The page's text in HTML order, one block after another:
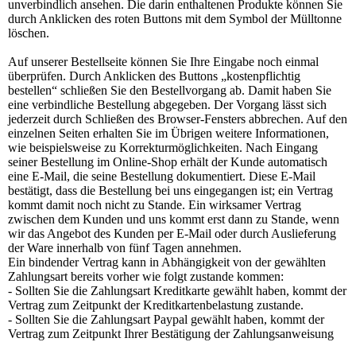
unverbindlich ansehen. Die darin enthaltenen Produkte können Sie
durch Anklicken des roten Buttons mit dem Symbol der Mülltonne
löschen.
Auf unserer Bestellseite können Sie Ihre Eingabe noch einmal
überprüfen. Durch Anklicken des Buttons „kostenpflichtig
bestellen“ schließen Sie den Bestellvorgang ab. Damit haben Sie
eine verbindliche Bestellung abgegeben. Der Vorgang lässt sich
jederzeit durch Schließen des Browser-Fensters abbrechen. Auf den
einzelnen Seiten erhalten Sie im Übrigen weitere Informationen,
wie beispielsweise zu Korrekturmöglichkeiten. Nach Eingang
seiner Bestellung im Online-Shop erhält der Kunde automatisch
eine E-Mail, die seine Bestellung dokumentiert. Diese E-Mail
bestätigt, dass die Bestellung bei uns eingegangen ist; ein Vertrag
kommt damit noch nicht zu Stande. Ein wirksamer Vertrag
zwischen dem Kunden und uns kommt erst dann zu Stande, wenn
wir das Angebot des Kunden per E-Mail oder durch Auslieferung
der Ware innerhalb von fünf Tagen annehmen.
Ein bindender Vertrag kann in Abhängigkeit von der gewählten
Zahlungsart bereits vorher wie folgt zustande kommen:
- Sollten Sie die Zahlungsart Kreditkarte gewählt haben, kommt der
Vertrag zum Zeitpunkt der Kreditkartenbelastung zustande.
- Sollten Sie die Zahlungsart Paypal gewählt haben, kommt der
Vertrag zum Zeitpunkt Ihrer Bestätigung der Zahlungsanweisung